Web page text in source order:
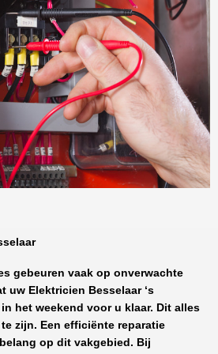
gebeuren vaak op onverwachte
uw Elektricien Besselaar‘s
het weekend voor u klaar. Dit alles
zijn. Een efficiënte reparatie
op dit vakgebied. Bij